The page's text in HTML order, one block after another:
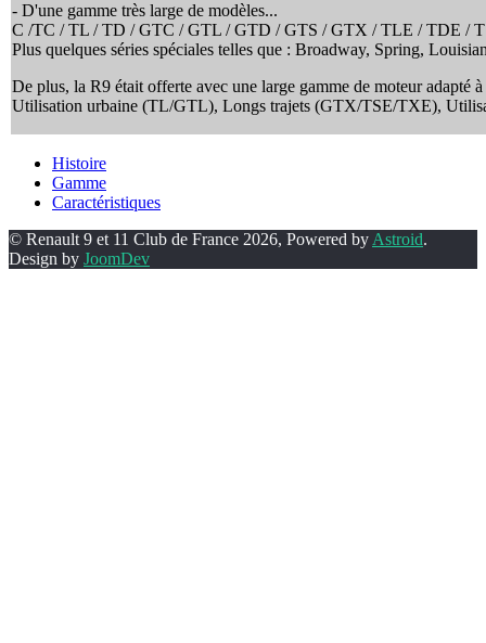
- D'une gamme très large de modèles...
C /TC / TL / TD / GTC / GTL / GTD / GTS / GTX / TLE / TDE /
Plus quelques séries spéciales telles que : Broadway, Spring,
De plus, la R9 était offerte avec une large gamme de moteur adapté
Utilisation urbaine (TL/GTL), Longs trajets (GTX/TSE/TXE),
Histoire
Gamme
Caractéristiques
© Renault 9 et 11 Club de France 2026, Powered by Astroid.
Design by JoomDev